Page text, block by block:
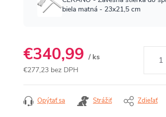
€340,99 / ks
€277,23 bez DPH
Opýtať sa Strážiť Zdieľať